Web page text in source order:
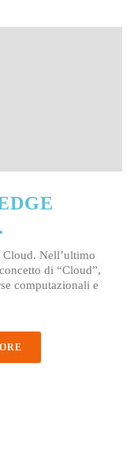
Nell’ultimo
di “Cloud”,
computazionali e